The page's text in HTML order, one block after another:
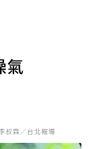
氣
叔霖／台北報導